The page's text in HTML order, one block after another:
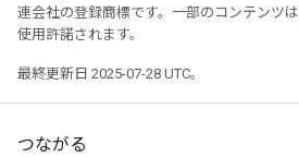
連会社の登録商標です。一部のコンテンツは
使用許諾されます。
最終更新日 2025-07-28 UTC。
つながる